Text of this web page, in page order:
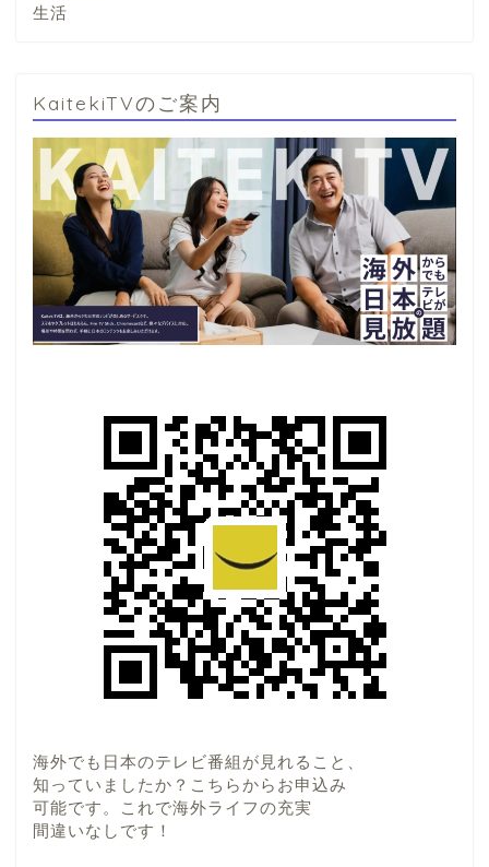
生活
KaitekiTVのご案内
海外でも日本のテレビ番組が見れること、
知っていましたか？こちらからお申込み
可能です。これで海外ライフの充実
間違いなしです！